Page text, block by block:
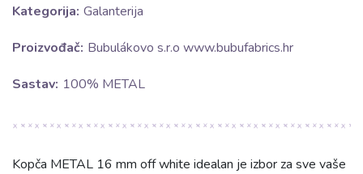
Kategorija: Galanterija
Proizvođač: Bubulákovo s.r.o www.bubufabrics.hr
Sastav: 100% METAL
Kopča METAL 16 mm off white idealan je izbor za sve vaše